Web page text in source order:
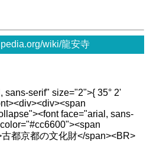
wiki/龍安寺
sans-serif" size="2">{ 35° 2'
face="arial, sans-
都京都の文化財</span><BR>